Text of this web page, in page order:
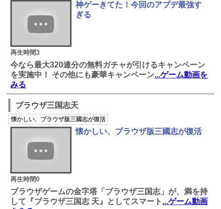
再生時間3
神ゲーきてた！今回のアプデ最強す
ぎる
今なら最大320連分の無料ガチャが引けるキャンペーン
を実施中！ その他にも豪華キャンペーン...ゲーム動画を
みる
ブラウザ三国志天
懐かしい、ブラウザ版三國志が復活
再生時間0
懐かしい、ブラウザ版三國志が復活
ブラウザゲームの金字塔「ブラウザ三国志」が、満を持
して『ブラウザ三国志 天』としてスマート ...ゲーム動画